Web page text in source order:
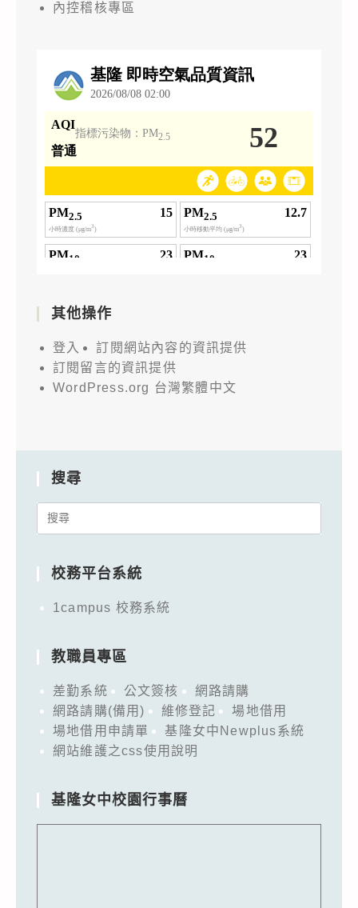
內控稽核專區
其他操作
登入
訂閱網站內容的資訊提供
訂閱留言的資訊提供
WordPress.org 台灣繁體中文
搜尋
Search
校務平台系統
1campus 校務系統
教職員專區
差勤系統 公文簽核
網路請購
網路請購(備用)
維修登記
場地借用
場地借用申請單
基隆女中Newplus系統
網站維護之css使用說明
基隆女中校園行事曆